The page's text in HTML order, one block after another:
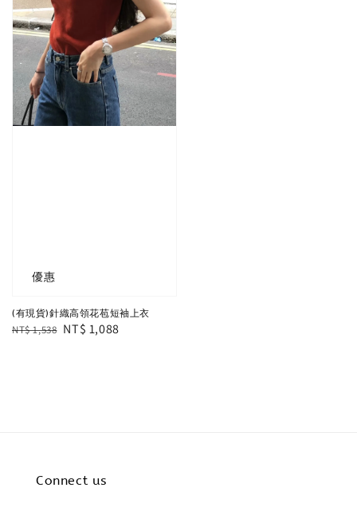
優惠
(有現貨)針織高領花苞短袖上衣
Regular
NT$ 1,538 Sale
NT$ 1,088
Connect us